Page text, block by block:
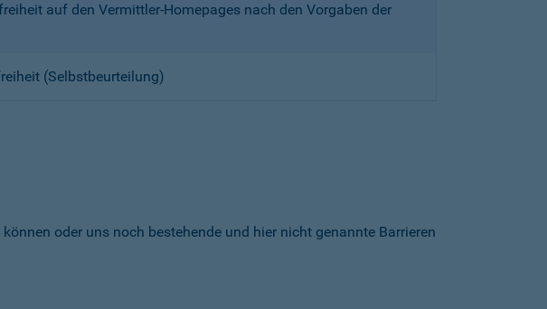
auf den Vermittler-Homepages nach den Vorgaben der
(Selbstbeurteilung)
oder uns noch bestehende und hier nicht genannte Barrieren